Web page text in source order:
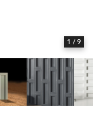
1 / 9